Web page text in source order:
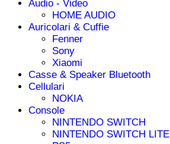
Audio - Video
HOME AUDIO
Auricolari & Cuffie
Fenner
Sony
Xiaomi
Casse & Speaker Bluetooth
Cellulari
NOKIA
Console
NINTENDO SWITCH
NINTENDO SWITCH LITE